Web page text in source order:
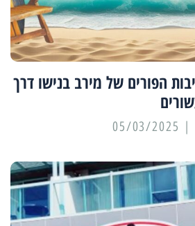
מסיבות הפורים של מירב בנישו דרך